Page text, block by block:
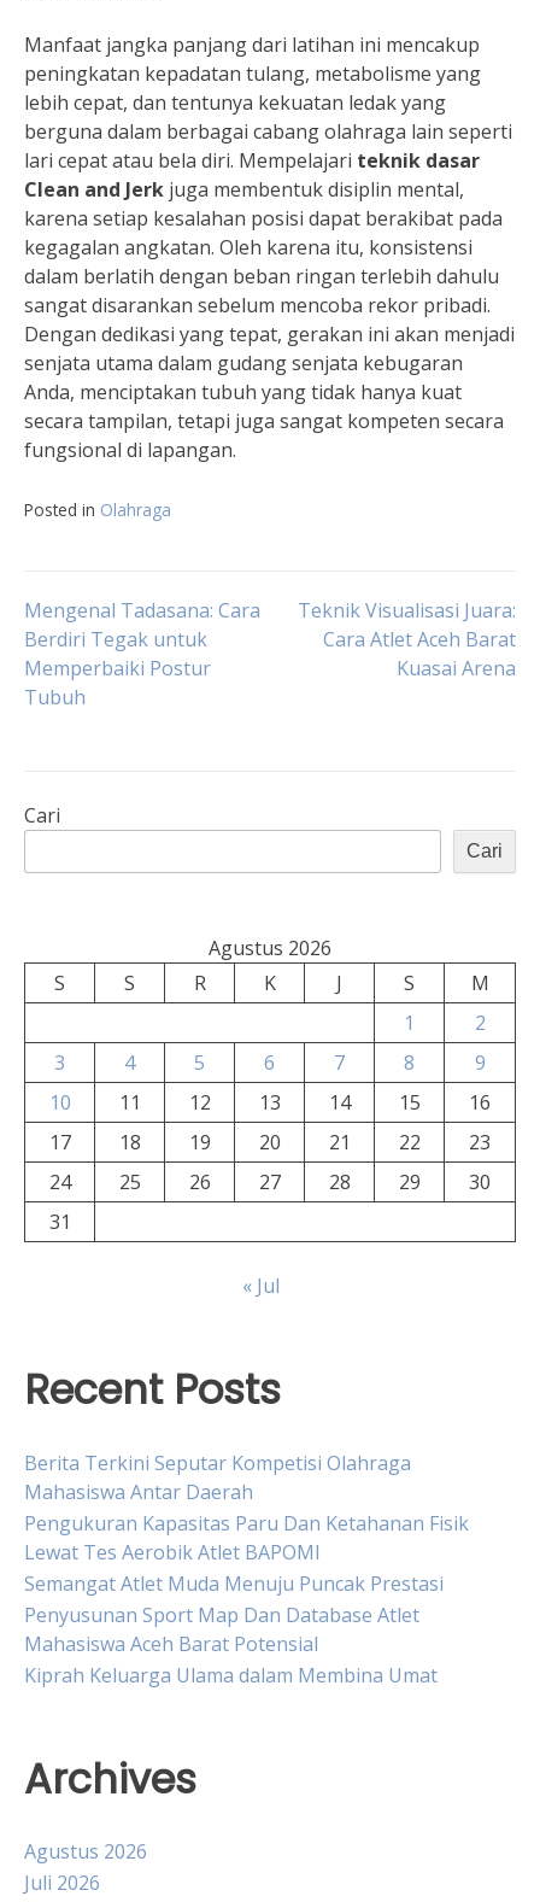
Manfaat jangka panjang dari latihan ini mencakup
peningkatan kepadatan tulang, metabolisme yang
lebih cepat, dan tentunya kekuatan ledak yang
berguna dalam berbagai cabang olahraga lain seperti
lari cepat atau bela diri. Mempelajari teknik dasar
Clean and Jerk juga membentuk disiplin mental,
karena setiap kesalahan posisi dapat berakibat pada
kegagalan angkatan. Oleh karena itu, konsistensi
dalam berlatih dengan beban ringan terlebih dahulu
sangat disarankan sebelum mencoba rekor pribadi.
Dengan dedikasi yang tepat, gerakan ini akan menjadi
senjata utama dalam gudang senjata kebugaran
Anda, menciptakan tubuh yang tidak hanya kuat
secara tampilan, tetapi juga sangat kompeten secara
fungsional di lapangan.
Posted in Olahraga
Navigasi
pos
Mengenal Tadasana: Cara
Berdiri Tegak untuk
Memperbaiki Postur
Tubuh
Teknik Visualisasi Juara:
Cara Atlet Aceh Barat
Kuasai Arena
Cari
Cari
Agustus 2026
S
S R K J S
M
1
2
3
4 5 6 7 8
9
10
11 12 13 14 15
16
17
18 19 20 21 22
23
24
25 26 27 28 29
30
31
« Jul
Recent Posts
Berita Terkini Seputar Kompetisi Olahraga
Mahasiswa Antar Daerah
Pengukuran Kapasitas Paru Dan Ketahanan Fisik
Lewat Tes Aerobik Atlet BAPOMI
Semangat Atlet Muda Menuju Puncak Prestasi
Penyusunan Sport Map Dan Database Atlet
Mahasiswa Aceh Barat Potensial
Kiprah Keluarga Ulama dalam Membina Umat
Archives
Agustus 2026
Juli 2026